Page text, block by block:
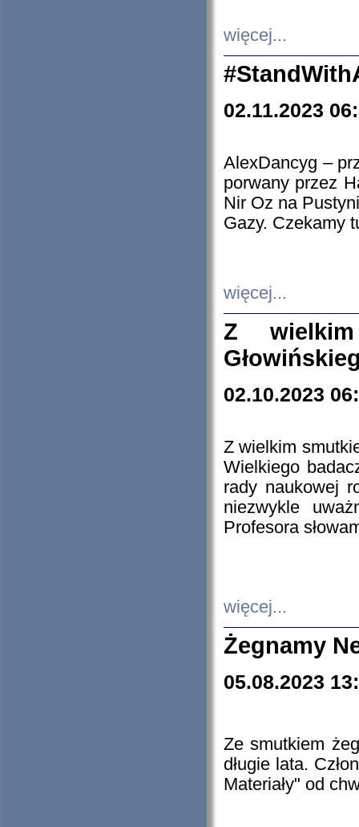
więcej...
02.11.2023
AlexDancyg –
porwany przez
Nir Oz na
Gazy. Czekamy
więcej...
Z
02.10.2023
Z wielkim
Wielkiego
rady naukowej
niezwykle
Profesora
więcej...
Żegnamy
05.08.2023
Ze smutkiem
długie lata.
Materiały" od